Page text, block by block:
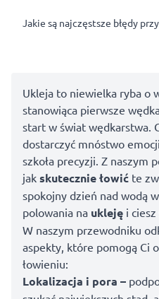
Jakie są najczęstsze błędy
Ukleja to niewielka ryba o
stanowiąca pierwsze
start w świat wędkarstwa.
dostarczyć mnóstwo
szkoła precyzji. Z naszym
jak skutecznie łowić te
spokojny dzień nad wodą
polowania na ukleję i
W naszym przewodniku
aspekty, które pomogą Ci
łowieniu:
Lokalizacja i pora –